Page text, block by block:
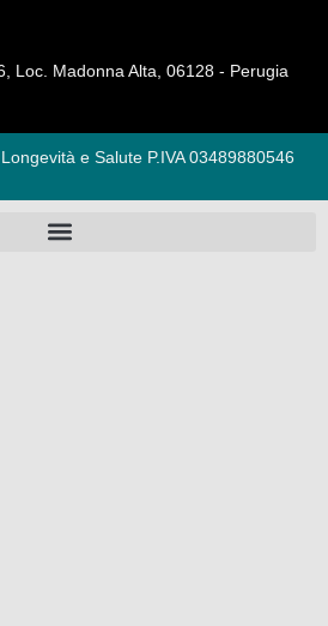
Loc. Madonna Alta, 06128 - Perugia
e Salute P.IVA 03489880546